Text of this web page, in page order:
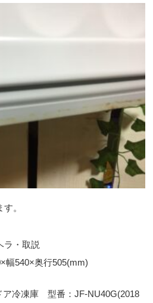
。
ラ・取説
幅540×奥行505(mm)
冷凍庫 型番：JF-NU40G(2018